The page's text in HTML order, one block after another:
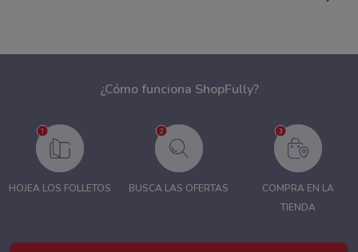
¿Cómo funciona ShopFully?
HOJEA LOS FOLLETOS BUSCA LAS OFERTAS
COMPRA EN LA
TIENDA